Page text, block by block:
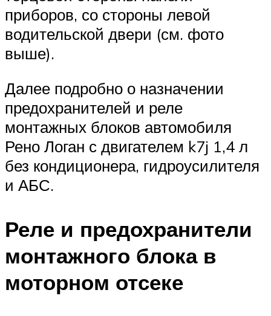
приборов, со стороны левой
водительской двери (см. фото
выше).
Далее подробно о назначении
предохранителей и реле
монтажных блоков автомобиля
Рено Логан с двигателем k7j 1,4 л
без кондиционера, гидроусилителя
и АБС.
Реле и предохранители
монтажного блока в
моторном отсеке